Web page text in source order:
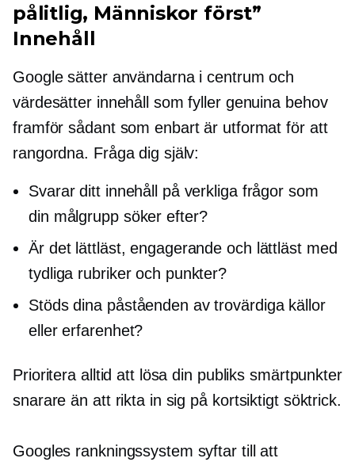
pålitlig, Människor först”
Innehåll
Google sätter användarna i centrum och
värdesätter innehåll som fyller genuina behov
framför sådant som enbart är utformat för att
rangordna. Fråga dig själv:
Svarar ditt innehåll på verkliga frågor som
din målgrupp söker efter?
Är det lättläst, engagerande och lättläst med
tydliga rubriker och punkter?
Stöds dina påståenden av trovärdiga källor
eller erfarenhet?
Prioritera alltid att lösa din publiks smärtpunkter
snarare än att rikta in sig på kortsiktigtsöktrick.
Googles rankningssystem syftar till att